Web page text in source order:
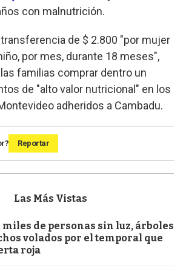
con malnutrición.
de $ 2.800 "por mujer
por mes, durante 18 meses",
familias comprar dentro un
de "alto valor nutricional" en los
adheridos a Cambadu.
Reportar
Las Más Vistas
miles de personas sin luz, árboles
volados por el temporal que
roja